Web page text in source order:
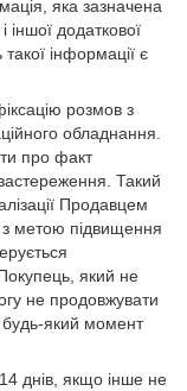
яка зазначена
іншої додаткової
інформації є
розмов з
обладнання.
про факт
Такий
Продавцем
з метою підвищення
який не
не продовжувати
будь-який момент
днів, якщо інше не